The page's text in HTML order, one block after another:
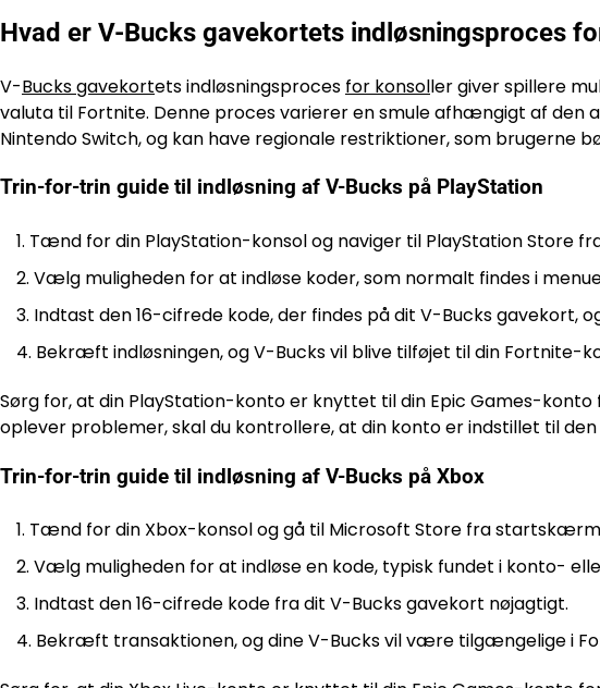
Hvad er V-Bucks gavekortets indløsningsproces
V-Bucks gavekortets indløsningsproces for konsoller giver spillere
valuta til Fortnite. Denne proces varierer en smule afhængigt af den
Nintendo Switch, og kan have regionale restriktioner, som
Trin-for-trin guide til indløsning af V-Bucks på PlayStation
Tænd for din PlayStation-konsol og naviger til PlayStation Store
Vælg muligheden for at indløse koder, som normalt findes i
Indtast den 16-cifrede kode, der findes på dit V-Bucks gavekort,
Bekræft indløsningen, og V-Bucks vil blive tilføjet til din Fortnite-
Sørg for, at din PlayStation-konto er knyttet til din Epic Games-
oplever problemer, skal du kontrollere, at din konto er indstillet til
Trin-for-trin guide til indløsning af V-Bucks på Xbox
Tænd for din Xbox-konsol og gå til Microsoft Store fra
Vælg muligheden for at indløse en kode, typisk fundet i konto-
Indtast den 16-cifrede kode fra dit V-Bucks gavekort nøjagtigt.
Bekræft transaktionen, og dine V-Bucks vil være tilgængelige i